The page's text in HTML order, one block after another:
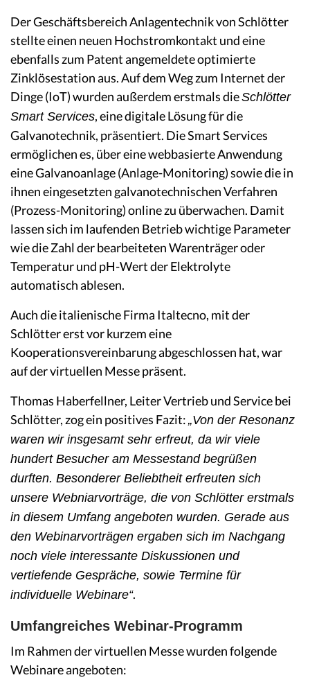
Der Geschäftsbereich Anlagentechnik von Schlötter
stellte einen neuen Hochstromkontakt und eine
ebenfalls zum Patent angemeldete optimierte
Zinklösestation aus. Auf dem Weg zum Internet der
Dinge (IoT) wurden außerdem erstmals dieSchlötter
Smart Services, eine digitale Lösung für die
Galvanotechnik, präsentiert. Die Smart Services
ermöglichen es, über eine webbasierte Anwendung
eine Galvanoanlage (Anlage-Monitoring) sowie die in
ihnen eingesetzten galvanotechnischen Verfahren
(Prozess-Monitoring) online zu überwachen. Damit
lassen sich im laufenden Betrieb wichtige Parameter
wie die Zahl der bearbeiteten Warenträger oder
Temperatur und pH-Wert der Elektrolyte
automatisch ablesen.
Auch die italienische Firma Italtecno, mit der
Schlötter erst vor kurzem eine
Kooperationsvereinbarung abgeschlossen hat, war
auf der virtuellen Messe präsent.
Thomas Haberfellner, Leiter Vertrieb und Service bei
Schlötter, zog ein positives Fazit: „Von der Resonanz
waren wir insgesamt sehr erfreut, da wir viele
hundert Besucher am Messestand begrüßen
durften. Besonderer Beliebtheit erfreuten sich
unsere Webniarvorträge, die von Schlötter erstmals
in diesem Umfang angeboten wurden. Gerade aus
den Webinarvorträgen ergaben sich im Nachgang
noch viele interessante Diskussionen und
vertiefende Gespräche, sowie Termine für
individuelle Webinare“.
Umfangreiches Webinar-Programm
Im Rahmen der virtuellen Messe wurden folgende
Webinare angeboten: